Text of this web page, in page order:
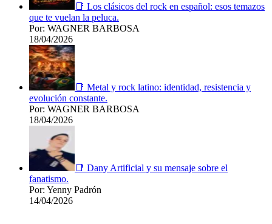
📑 Los clásicos del rock en español: esos temazos
que te vuelan la peluca.
Por: WAGNER BARBOSA
18/04/2026
📑 Metal y rock latino: identidad, resistencia y
evolución constante.
Por: WAGNER BARBOSA
18/04/2026
📑 Dany Artificial y su mensaje sobre el
fanatismo.
Por: Yenny Padrón
14/04/2026